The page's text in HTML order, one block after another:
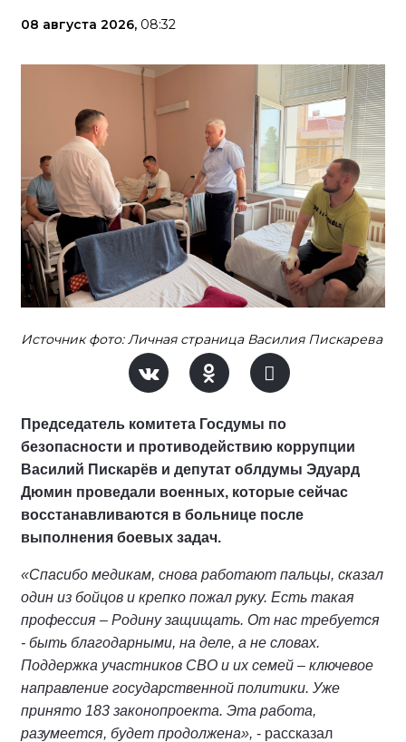
08 августа 2026, 08:32
Источник фото: Личная страница Василия Пискарева
Председатель комитета Госдумы по
безопасности и противодействию коррупции
Василий Пискарёв и депутат облдумы Эдуард
Дюмин проведали военных, которые сейчас
восстанавливаются в больнице после
выполнения боевых задач.
«Спасибо медикам, снова работают пальцы, сказал
один из бойцов и крепко пожал руку. Есть такая
профессия – Родину защищать. От нас требуется
- быть благодарными, на деле, а не словах.
Поддержка участников СВО и их семей – ключевое
направление государственной политики. Уже
принято 183 законопроекта. Эта работа,
разумеется, будет продолжена», - рассказал